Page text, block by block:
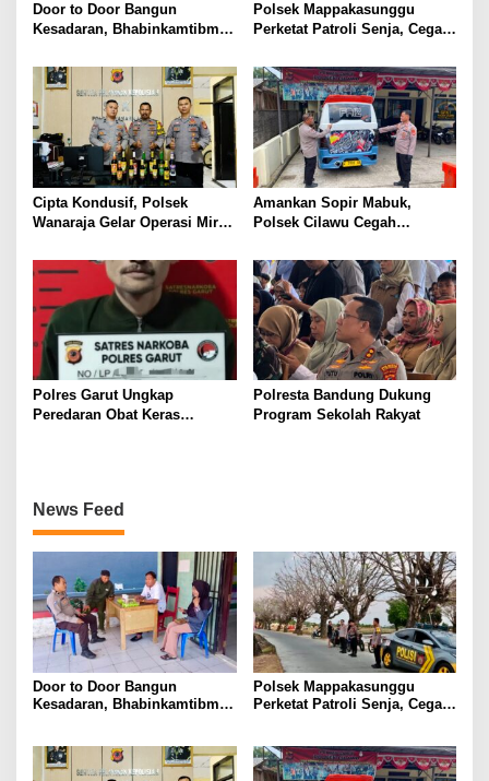
Door to Door Bangun
Kesadaran, Bhabinkamtibmas
Layanan 110 dan Semangat
Kemerdekaan
Polsek Mappakasunggu
Perketat Patroli Senja, Cegah
Ketertiban Warga
Cipta Kondusif, Polsek
Wanaraja Gelar Operasi Miras
Amankan Sopir Mabuk,
Polsek Cilawu Cegah
Garut–Tasikmalaya
Polres Garut Ungkap
Peredaran Obat Keras
Polresta Bandung Dukung
Program Sekolah Rakyat
News Feed
Door to Door Bangun
Kesadaran, Bhabinkamtibmas
Kemerdekaan
Polsek Mappakasunggu
Perketat Patroli Senja, Cegah